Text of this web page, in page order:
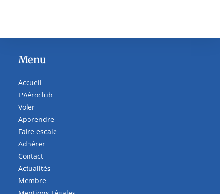
Menu
Accueil
L'Aéroclub
Voler
Apprendre
Faire escale
Adhérer
Contact
Actualités
Membre